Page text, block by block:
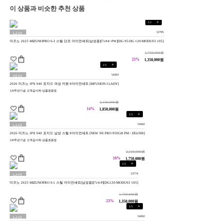
이 상품과 비슷한 추천 상품
1/1 +
남성
용
52785
미즈노 2025 MIZUNOPRO S-3 스틸 단조 아이언세트[남성용][7i/#4~PW][DG 95/DG 120/MODUS3 105]
1,750,000원
23% 1,350,000원
1/5 +
여성
용
54303
2026 미즈노 JPX S40 포지드 여성 카본 8아이언세트 [MFUSION I LADY]
120주년기념 고객감사제-상품권증정
2,150,000원
14% 1,850,000원
1/5 +
남성
용
54302
2026 미즈노 JPX S40 포지드 남성 스틸 8아이언세트 [NEW NS PRO 950GH PM / ZELOS8]
120주년기념 고객감사제-상품권증정
2,150,000원
19% 1,750,000원
1/5 +
남성
용
53774
미즈노 2025 MIZUNOPRO S-1 스틸 아이언세트[남성용][7i/4-P][DG120/MODUS3 105]
1,750,000원
23% 1,350,000원
1/5 +
남성
54302